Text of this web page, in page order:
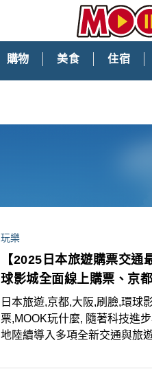
購物 美食 住宿
玩樂
【2025日本旅遊購票交
球影城全面線上購票、京
日本旅遊,京都,大阪,刷臉,環球
票,MOOK玩什麼, 隨著科技進
地陸續導入多項全新交通與旅
2025年的日本旅遊迎來嶄新變